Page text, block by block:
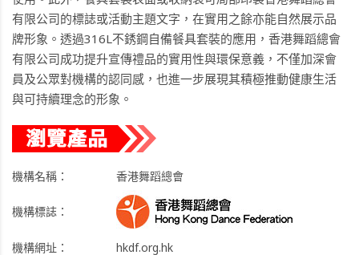
有限公司的標誌或活動主題文字，在實用之餘亦能自然展示品
牌形象。透過316L不銹鋼自備餐具套裝的應用，香港舞蹈總會
有限公司成功提升宣傳禮品的實用性與環保意義，不僅加深會
員及公眾對機構的認同感，也進一步展現其積極推動健康生活
與可持續理念的形象。
機構名稱： 香港舞蹈總會
機構標誌：
機構網址：
hkdf.org.hk